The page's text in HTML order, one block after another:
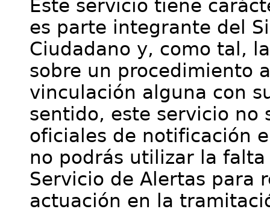
Este servicio tiene
es parte integrante del
Ciudadano y, como tal,
sobre un procedimiento
vinculación alguna con
sentido, este servicio no
oficiales de notificación
no podrás utilizar la
Servicio de Alertas para
actuación en la